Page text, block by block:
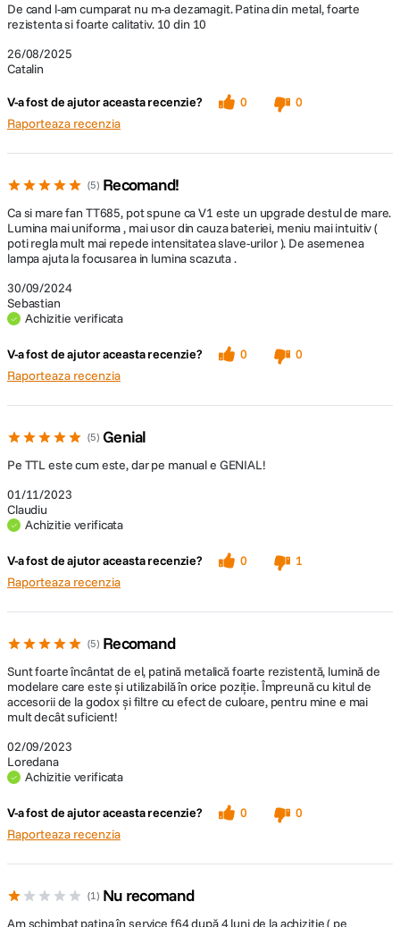
26/08/2025
Catalin
De cand l-am cumparat nu m-a dezamagit. Patina din metal, foarte
rezistenta si foarte calitativ. 10 din 10
V-a fost de ajutor aceasta recenzie? 0
0
Raporteaza recenzia
5 Recomand!
30/09/2024
Sebastian
Achizitie verificata
Ca si mare fan TT685, pot spune ca V1 este un upgrade destul de mare.
Lumina mai uniforma , mai usor din cauza bateriei, meniu mai intuitiv (
poti regla mult mai repede intensitatea slave-urilor ). De asemenea
lampa ajuta la focusarea in lumina scazuta .
V-a fost de ajutor aceasta recenzie? 0
0
Raporteaza recenzia
5 Genial
01/11/2023
Claudiu
Achizitie verificata
Pe TTL este cum este, dar pe manual e GENIAL!
V-a fost de ajutor aceasta recenzie? 0
1
Raporteaza recenzia
5 Recomand
02/09/2023
Loredana
Achizitie verificata
Sunt foarte încântat de el, patină metalică foarte rezistentă, lumină de
modelare care este și utilizabilă în orice poziție. Împreună cu kitul de
accesorii de la godox și filtre cu efect de culoare, pentru mine e mai
mult decât suficient!
V-a fost de ajutor aceasta recenzie? 0
0
Raporteaza recenzia
1 Nu recomand
Am schimbat patina în service f64 după 4 luni de la achiziție ( pe